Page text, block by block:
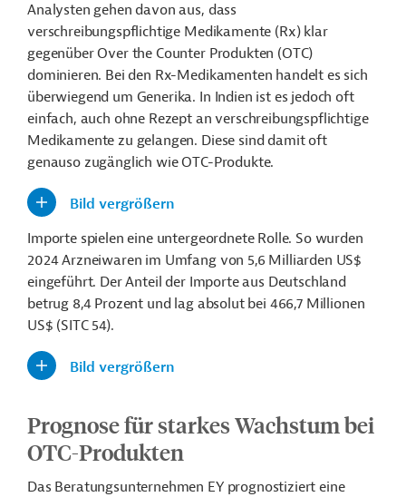
Analysten gehen davon aus, dass
verschreibungspflichtige Medikamente (Rx) klar
gegenüber Over the Counter Produkten (OTC)
dominieren. Bei den Rx-Medikamenten handelt es sich
überwiegend um Generika. In Indien ist es jedoch oft
einfach, auch ohne Rezept an verschreibungspflichtige
Medikamente zu gelangen. Diese sind damit oft
genauso zugänglich wie OTC-Produkte.
Bild vergrößern
Importe spielen eine untergeordnete Rolle. So wurden
2024 Arzneiwaren im Umfang von 5,6 Milliarden US$
eingeführt. Der Anteil der Importe aus Deutschland
betrug 8,4 Prozent und lag absolut bei 466,7 Millionen
US$ (SITC 54).
Bild vergrößern
Prognose für starkes Wachstum bei
OTC-Produkten
Das Beratungsunternehmen EY prognostiziert eine